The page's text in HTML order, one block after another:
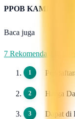
PPOB KAMI
Baca juga
7 Rekomendasi
Harga
Dapat di